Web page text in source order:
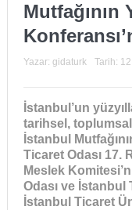
Mutfağının
Yazar: gidaturk Tarih:
İstanbul’un
tarihsel,
İstanbul
Ticaret Odası 17.
Meslek
Odası ve
İstanbul Ticaret